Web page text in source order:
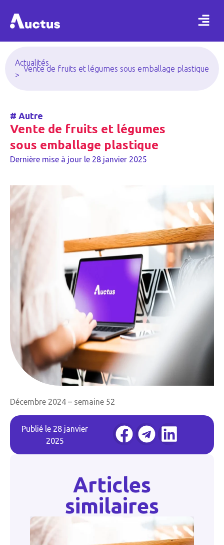
Actualités
>
Vente de fruits et légumes sous emballage plastique
# Autre
Vente de fruits et légumes
sous emballage plastique
Dernière mise à jour le 28 janvier 2025
Décembre 2024 – semaine 52
Publié le 28 janvier
2025
Articles
similaires